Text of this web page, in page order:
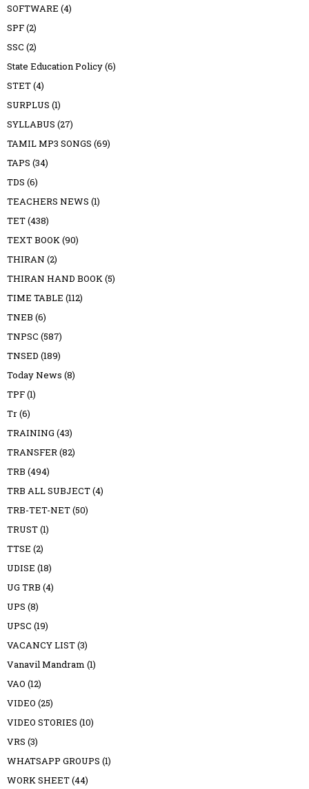
SOFTWARE (4)
SPF(2)
SSC (2)
State Education Policy(6)
STET(4)
SURPLUS (1)
SYLLABUS (27)
TAMIL MP3 SONGS (69)
TAPS (34)
TDS (6)
TEACHERS NEWS (1)
TET(438)
TEXT BOOK(90)
THIRAN (2)
THIRAN HAND BOOK(5)
TIME TABLE (112)
TNEB (6)
TNPSC (587)
TNSED (189)
Today News (8)
TPF(1)
Tr(6)
TRAINING (43)
TRANSFER(82)
TRB (494)
TRB ALL SUBJECT(4)
TRB-TET-NET(50)
TRUST(1)
TTSE (2)
UDISE (18)
UG TRB (4)
UPS (8)
UPSC (19)
VACANCY LIST(3)
Vanavil Mandram (1)
VAO (12)
VIDEO (25)
VIDEO STORIES (10)
VRS (3)
WHATSAPP GROUPS (1)
WORK SHEET(44)